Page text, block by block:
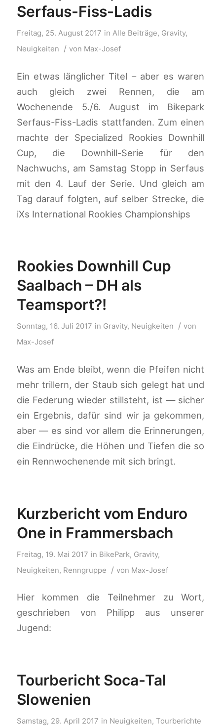
Serfaus-Fiss-Ladis
Freitag, 25. August 2017 in Alle Beiträge, Gravity,
Neuigkeiten
/ von Max-Josef
Ein etwas länglicher Titel – aber es waren
auch gleich zwei Rennen, die am
Wochenende 5./6. August im Bikepark
Serfaus-Fiss-Ladis stattfanden. Zum einen
machte der Specialized Rookies Downhill
Cup, die Downhill-Serie für den
Nachwuchs, am Samstag Stopp in Serfaus
mit den 4. Lauf der Serie. Und gleich am
Tag darauf folgten, auf selber Strecke, die
iXs International Rookies Championships
Rookies Downhill Cup
Saalbach – DH als
Teamsport?!
Sonntag, 16. Juli 2017 in Gravity, Neuigkeiten / von
Max-Josef
Was am Ende bleibt, wenn die Pfeifen nicht
mehr trillern, der Staub sich gelegt hat und
die Federung wieder stillsteht, ist — sicher
ein Ergebnis, dafür sind wir ja gekommen,
aber — es sind vor allem die Erinnerungen,
die Eindrücke, die Höhen und Tiefen die so
ein Rennwochenende mit sich bringt.
Kurzbericht vom Enduro
One in Frammersbach
Freitag, 19. Mai 2017 in BikePark, Gravity,
Neuigkeiten, Renngruppe / von Max-Josef
Hier kommen die Teilnehmer zu Wort,
geschrieben von Philipp aus unserer
Jugend:
Tourbericht Soca-Tal
Slowenien
Samstag, 29. April 2017 in Neuigkeiten, Tourberichte